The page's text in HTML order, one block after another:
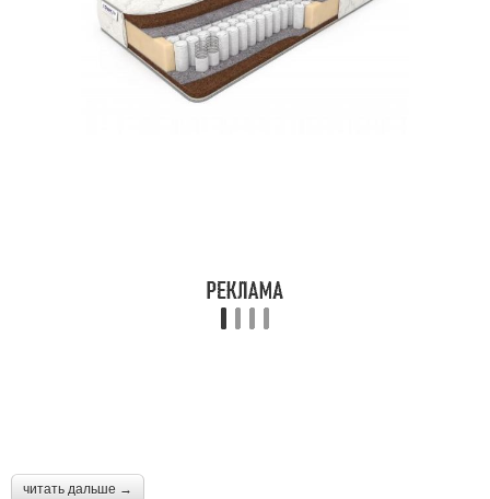
читать дальше →